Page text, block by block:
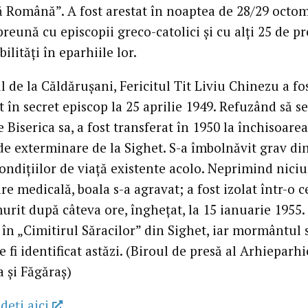
Română”. A fost arestat în noaptea de 28/29
cu episcopii greco-catolici și cu alți 25 de
în eparhiile lor.
de la Căldărușani, Fericitul Tit Liviu Chinezu a
în secret episcop la 25 aprilie 1949. Refuzând să se
Biserica sa, a fost transferat în 1950 la
exterminare de la Sighet. S-a îmbolnăvit grav
de viață existente acolo. Neprimind
medicală, boala s-a agravat; a fost izolat într-o
după câteva ore, înghețat, la 15 ianuarie
„Cimitirul Săracilor” din Sighet, iar mormântul
fi identificat astăzi. (Biroul de presă al
și Făgăraș)